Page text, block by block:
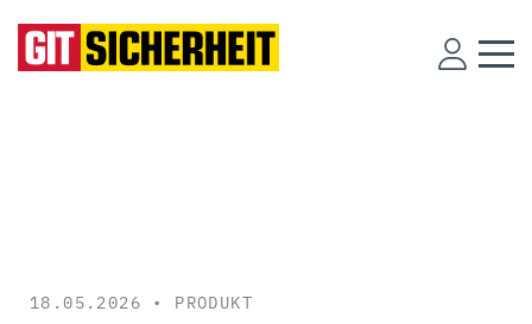
18.05.2026 • PRODUKT